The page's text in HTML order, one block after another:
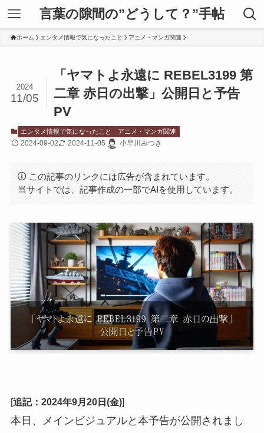
言葉の隙間の”どうして？”手帖
ホーム エンタメ情報で気になったこと アニメ・マンガ関連
「ヤマトよ永遠に REBEL3199 第
二章 赤日の出撃」公開日と予告
PV
2024
11/05
エンタメ情報で気になったこと アニメ・マンガ関連
2024-09-02 2024-11-05 小早川みつき
この記事のリンクには広告が含まれています。
当サイトでは、記事作成の一部でAIを使用しています。
[追記：2024年9月20日(金)]
本日、メインビジュアルと本予告が公開されまし